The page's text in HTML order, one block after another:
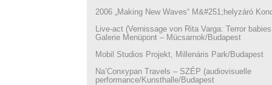
2006 „Making New Waves“ M&#251;helyzáró
Live-act (Vernissage von Rita Varga: Terror
Galerie Menüpont – Mücsarnok/Budapest
Mobil Studios Projekt, Millenáris Park/Budapest
Na’Conxypan Travels – SZÉP (audiovisuelle
performance/Kunsthalle/Budapest